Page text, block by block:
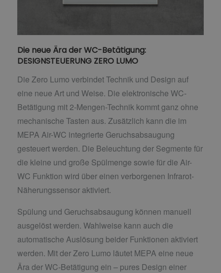
Die neue Ära der WC-Betätigung:
DESIGNSTEUERUNG ZERO LUMO
Die Zero Lumo verbindet Technik und Design auf
eine neue Art und Weise. Die elektronische WC-
Betätigung mit 2-Mengen-Technik kommt ganz ohne
mechanische Tasten aus. Zusätzlich kann die im
MEPA Air-WC integrierte Geruchsabsaugung
gesteuert werden. Die Beleuchtung der Segmente für
die kleine und große Spülmenge sowie für die Air-
WC Funktion wird über einen verborgenen Infrarot-
Näherungssensor aktiviert.
Spülung und Geruchsabsaugung können manuell
ausgelöst werden. Wahlweise kann auch die
automatische Auslösung beider Funktionen aktiviert
werden. Mit der Zero Lumo läutet MEPA eine neue
Ära der WC-Betätigung ein – pures Design einer